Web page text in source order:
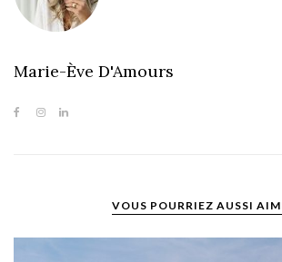
Marie-Ève D'Amours
VOUS POURRIEZ AUSSI